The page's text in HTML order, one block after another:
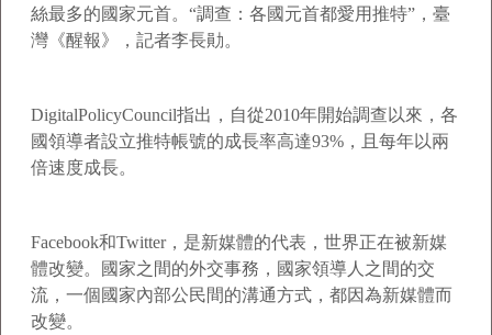
絲最多的國家元首。“調查：各國元首都愛用推特”，臺
灣《醒報》，記者李長勛。
DigitalPolicyCouncil指出，自從2010年開始調查以來，各
國領導者設立推特帳號的成長率高達93%，且每年以兩
倍速度成長。
Facebook和Twitter，是新媒體的代表，世界正在被新媒
體改變。國家之間的外交事務，國家領導人之間的交
流，一個國家內部公民間的溝通方式，都因為新媒體而
改變。